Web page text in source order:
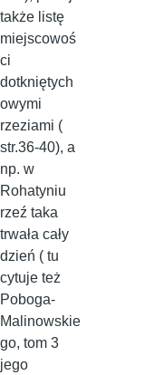
także listę
miejscowoś
ci
dotkniętych
owymi
rzeziami (
str.36-40), a
np. w
Rohatyniu
rzeź taka
trwała cały
dzień ( tu
cytuje też
Poboga-
Malinowskie
go, tom 3
jego